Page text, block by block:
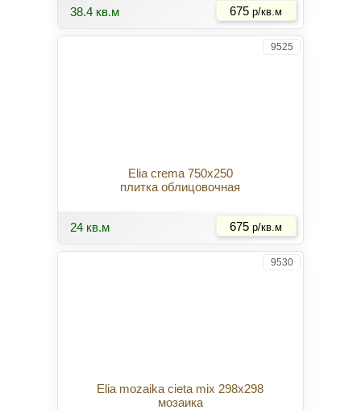
38.4 кв.м 675 р/кв.м
9525
Elia crema 750x250
плитка облицовочная
24 кв.м 675 р/кв.м
9530
Elia mozaika cieta mix 298x298
мозаика